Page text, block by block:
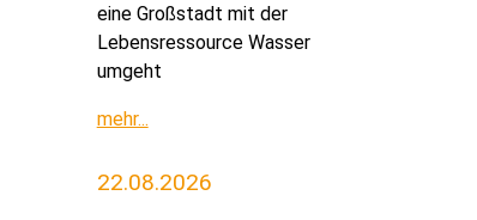
eine Großstadt mit der
Lebensressource Wasser
umgeht
mehr...
22.08.2026